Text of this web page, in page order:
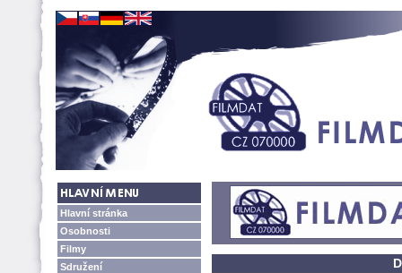
Hlavní stránka
Osobnosti
Filmy
Sdružení